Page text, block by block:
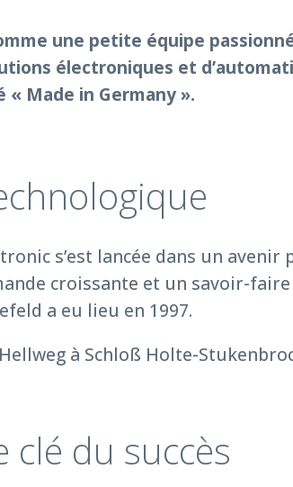
une petite équipe
électroniques et
Made in Germany ».
s’est lancée dans un avenir
croissante et un savoir-
a eu lieu en 1997.
à Schloß Holte-
du succès